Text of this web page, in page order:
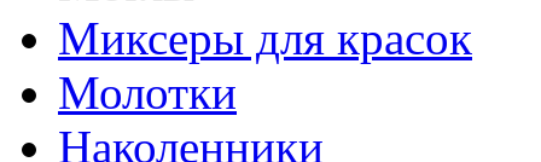
Миксеры для красок
Молотки
Наколенники